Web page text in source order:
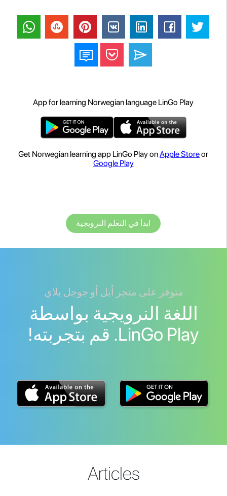
App for learning Norwegian language LinGo Play
Get Norwegian learning app LinGo Play onApple Storeor
Google Play
ابدأ في التعلم النرويجية
متوفر على متجر أبل أو جوجل بلاي
اللغة النرويجية بواسطة
LinGo Play. قم بتجربته!
Articles